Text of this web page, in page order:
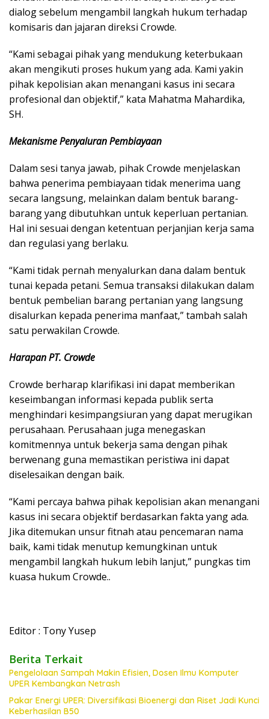
dialog sebelum mengambil langkah hukum terhadap
komisaris dan jajaran direksi Crowde.
“Kami sebagai pihak yang mendukung keterbukaan
akan mengikuti proses hukum yang ada. Kami yakin
pihak kepolisian akan menangani kasus ini secara
profesional dan objektif,” kata Mahatma Mahardika,
SH.
Mekanisme Penyaluran Pembiayaan
Dalam sesi tanya jawab, pihak Crowde menjelaskan
bahwa penerima pembiayaan tidak menerima uang
secara langsung, melainkan dalam bentuk barang-
barang yang dibutuhkan untuk keperluan pertanian.
Hal ini sesuai dengan ketentuan perjanjian kerja sama
dan regulasi yang berlaku.
“Kami tidak pernah menyalurkan dana dalam bentuk
tunai kepada petani. Semua transaksi dilakukan dalam
bentuk pembelian barang pertanian yang langsung
disalurkan kepada penerima manfaat,” tambah salah
satu perwakilan Crowde.
Harapan PT. Crowde
Crowde berharap klarifikasi ini dapat memberikan
keseimbangan informasi kepada publik serta
menghindari kesimpangsiuran yang dapat merugikan
perusahaan. Perusahaan juga menegaskan
komitmennya untuk bekerja sama dengan pihak
berwenang guna memastikan peristiwa ini dapat
diselesaikan dengan baik.
“Kami percaya bahwa pihak kepolisian akan menangani
kasus ini secara objektif berdasarkan fakta yang ada.
Jika ditemukan unsur fitnah atau pencemaran nama
baik, kami tidak menutup kemungkinan untuk
mengambil langkah hukum lebih lanjut,” pungkas tim
kuasa hukum Crowde..
Editor : Tony Yusep
Berita Terkait
Pengelolaan Sampah Makin Efisien, Dosen Ilmu Komputer
UPER Kembangkan Netrash
Pakar Energi UPER: Diversifikasi Bioenergi dan Riset Jadi Kunci
Keberhasilan B50